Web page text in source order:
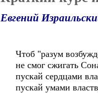
Евгений
Чтоб "разум
не смог сжигать
пускай сердцами
пускай умами